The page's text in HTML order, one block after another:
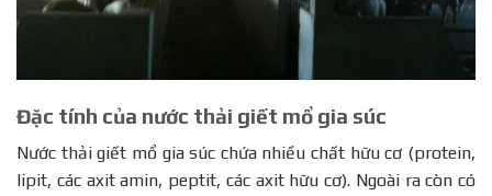
Đặc tính của nước thải giết mổ gia súc
Nước thải giết mổ gia súc chứa nhiều chất hữu cơ (protein,
lipit, các axit amin, peptit, các axit hữu cơ). Ngoài ra còn có